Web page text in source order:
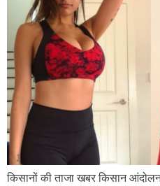
किसानों की ताजा खबर किसान